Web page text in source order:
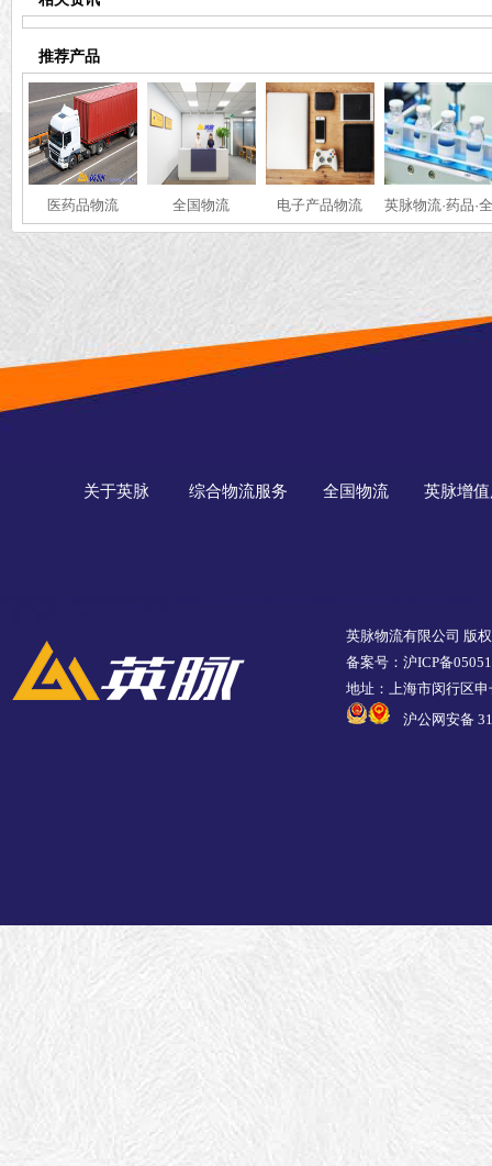
推荐产品
医药品物流 全国物流 电子产品物流
英脉物流·药品·全
国冷链运输
关于英脉 综合物流服务 全国物流 英脉增
英脉物流有限公司 版
备案号：沪ICP备
地址：上海市闵行区
沪公网安备